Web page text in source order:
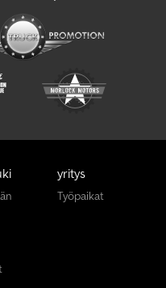
yritys
Työpaikat